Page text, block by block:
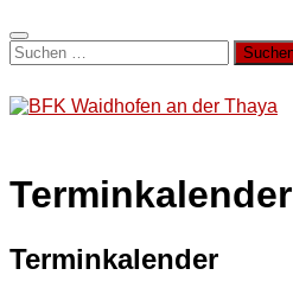
Suchen
nach:
Terminkalender
Terminkalender